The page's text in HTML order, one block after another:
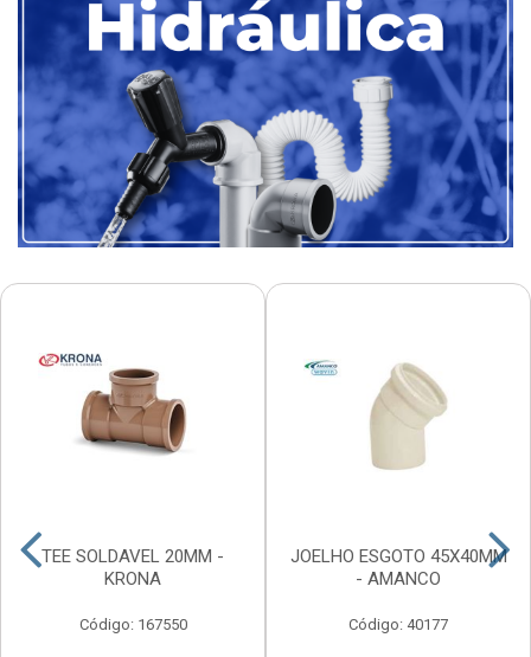
TEE SOLDAVEL 20MM -
KRONA
Código: 167550
JOELHO ESGOTO 45X40MM
- AMANCO
Código: 40177